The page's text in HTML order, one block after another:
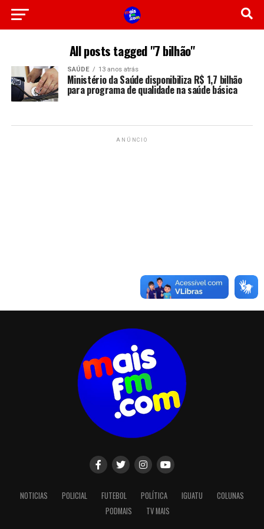
All posts tagged "7 bilhão"
SAÚDE 13 anos atrás
Ministério da Saúde disponibiliza R$ 1,7 bilhão
para programa de qualidade na saúde básica
ANÚNCIO
NOTICIAS POLICIAL FUTEBOL POLÍTICA IGUATU
COLUNAS
PODMAIS
TV MAIS